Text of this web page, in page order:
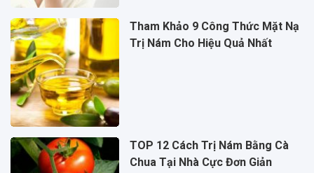
Tham Khảo 9 Công Thức Mặt Nạ
Trị Nám Cho Hiệu Quả Nhất
TOP 12 Cách Trị Nám Bằng Cà
Chua Tại Nhà Cực Đơn Giản